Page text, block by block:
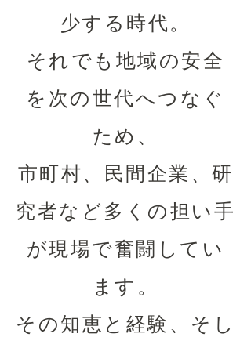
少する時代。
それでも地域の安全
を次の世代へつなぐ
ため、
市町村、民間企業、研
究者など多くの担い手
が現場で奮闘してい
ます。
その知恵と経験、そし